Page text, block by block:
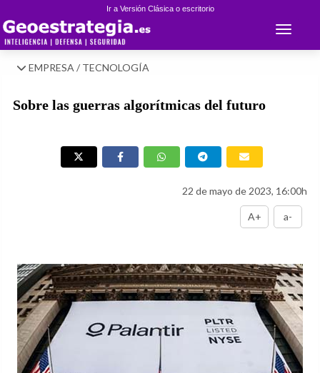
Ir a Versión Clásica o escritorio
Toggle
EMPRESA / TECNOLOGÍA
Sobre las guerras algorítmicas del futuro
22 de mayo de 2023, 16:00h
A+ a-